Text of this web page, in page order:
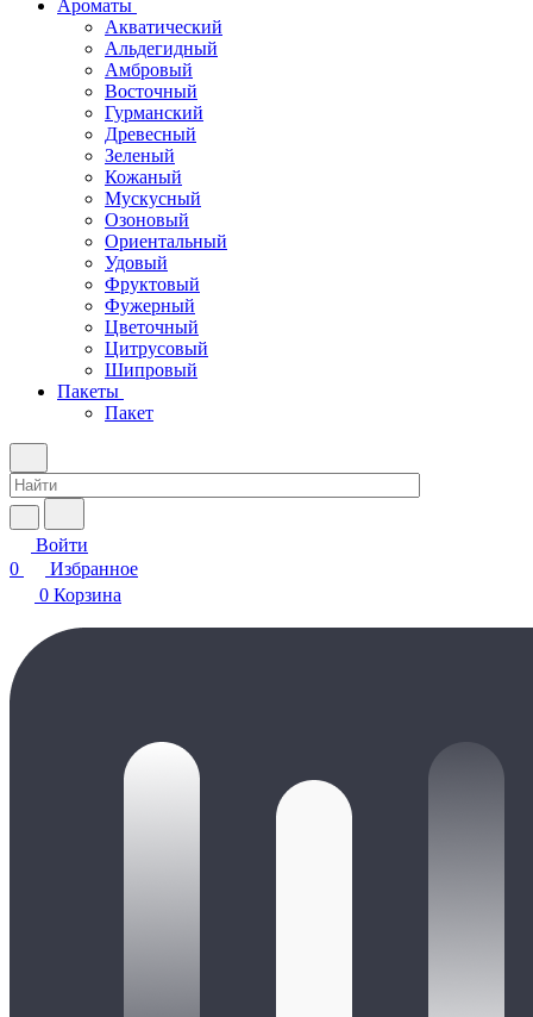
Ароматы
Акватический
Альдегидный
Амбровый
Восточный
Гурманский
Древесный
Зеленый
Кожаный
Мускусный
Озоновый
Ориентальный
Удовый
Фруктовый
Фужерный
Цветочный
Цитрусовый
Шипровый
Пакеты
Пакет
Войти
0
Избранное
0 Корзина